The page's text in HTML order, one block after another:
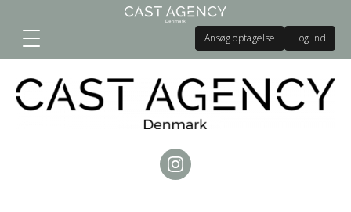
Ansøg optagelse Log ind